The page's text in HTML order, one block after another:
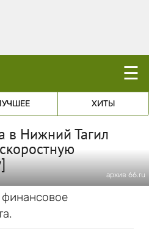
☰
ХИТЫ
в Нижний Тагил
архив 66.ru